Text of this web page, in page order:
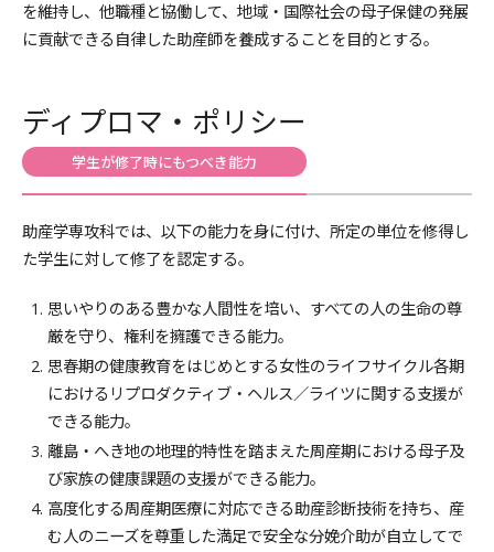
を維持し、他職種と協働して、地域・国際社会の母子保健の発展
に貢献できる自律した助産師を養成することを目的とする。
ディプロマ・ポリシー
学生が修了時にもつべき能力
助産学専攻科では、以下の能力を身に付け、所定の単位を修得し
た学生に対して修了を認定する。
思いやりのある豊かな人間性を培い、すべての人の生命の尊
厳を守り、権利を擁護できる能力。
思春期の健康教育をはじめとする女性のライフサイクル各期
におけるリプロダクティブ・ヘルス／ライツに関する支援が
できる能力。
離島・へき地の地理的特性を踏まえた周産期における母子及
び家族の健康課題の支援ができる能力。
高度化する周産期医療に対応できる助産診断技術を持ち、産
む人のニーズを尊重した満足で安全な分娩介助が自立してで